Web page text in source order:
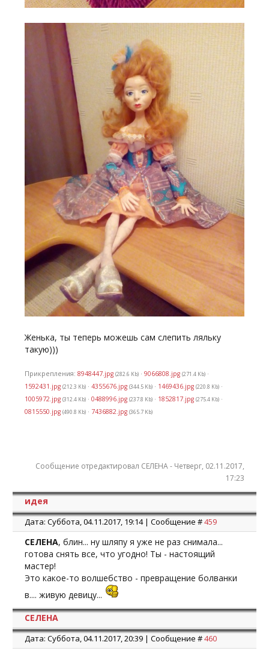
Женька, ты теперь можешь сам слепить ляльку
такую)))
Прикрепления: 8948447.jpg (282.6 Kb) · 9066808.jpg (271.4 Kb) ·
1592431.jpg (212.3 Kb) · 4355676.jpg (344.5 Kb) · 1469436.jpg (220.8 Kb) ·
1005972.jpg (312.4 Kb) · 0488996.jpg (237.8 Kb) · 1852817.jpg (275.4 Kb) ·
0815550.jpg (490.8 Kb) · 7436882.jpg (365.7 Kb)
Сообщение отредактировал СЕЛЕНА- Четверг, 02.11.2017,
17:23
идея
Дата: Суббота, 04.11.2017, 19:14 | Сообщение #459
СЕЛЕНА, блин... ну шляпу я уже не раз снимала...
готова снять все, что угодно! Ты - настоящий
мастер!
Это какое-то волшебство - превращение болванки
в.... живую девицу...
СЕЛЕНА
Дата: Суббота, 04.11.2017, 20:39 | Сообщение #460